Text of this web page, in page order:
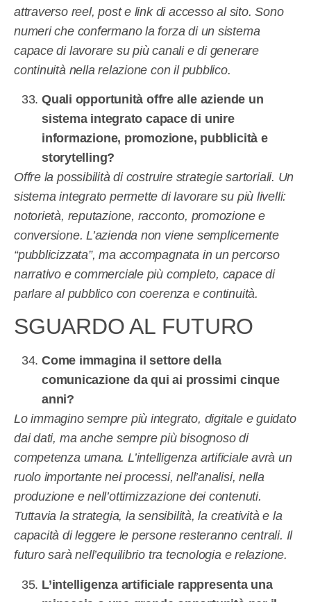
attraverso reel, post e link di accesso al sito. Sono
numeri che confermano la forza di un sistema
capace di lavorare su più canali e di generare
continuità nella relazione con il pubblico.
Quali opportunità offre alle aziende un
sistema integrato capace di unire
informazione, promozione, pubblicità e
storytelling?
Offre la possibilità di costruire strategie sartoriali. Un
sistema integrato permette di lavorare su più livelli:
notorietà, reputazione, racconto, promozione e
conversione. L’azienda non viene semplicemente
“pubblicizzata”, ma accompagnata in un percorso
narrativo e commerciale più completo, capace di
parlare al pubblico con coerenza e continuità.
SGUARDO AL FUTURO
Come immagina il settore della
comunicazione da qui ai prossimi cinque
anni?
Lo immagino sempre più integrato, digitale e guidato
dai dati, ma anche sempre più bisognoso di
competenza umana. L’intelligenza artificiale avrà un
ruolo importante nei processi, nell’analisi, nella
produzione e nell’ottimizzazione dei contenuti.
Tuttavia la strategia, la sensibilità, la creatività e la
capacità di leggere le persone resteranno centrali. Il
futuro sarà nell’equilibrio tra tecnologia e relazione.
L’intelligenza artificiale rappresenta una